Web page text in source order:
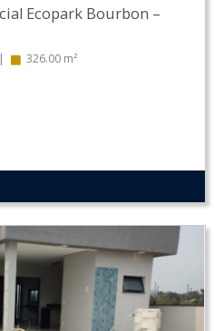
Ecopark Bourbon –
326.00 m²